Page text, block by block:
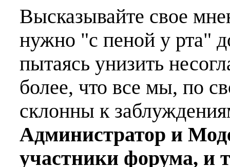
Высказывайте свое
нужно "с пеной у рта"
пытаясь унизить
более, что все мы, по
склонны к
Администратор и
участники форума, и